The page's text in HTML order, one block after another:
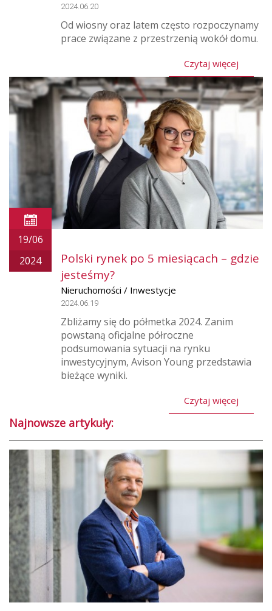
2024.06.20
Od wiosny oraz latem często rozpoczynamy
prace związane z przestrzenią wokół domu.
Czytaj więcej
19/06
2024
Polski rynek po 5 miesiącach – gdzie
jesteśmy?
Nieruchomości / Inwestycje
2024.06.19
Zbliżamy się do półmetka 2024. Zanim
powstaną oficjalne półroczne
podsumowania sytuacji na rynku
inwestycyjnym, Avison Young przedstawia
bieżące wyniki.
Czytaj więcej
Najnowsze artykuły: